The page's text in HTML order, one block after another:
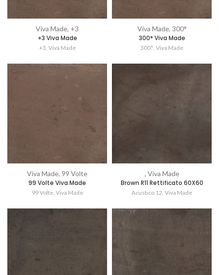
Viva Made, +3
+3 Viva Made
+3, Viva Made
Viva Made, 300°
300° Viva Made
300°, Viva Made
Viva Made, 99 Volte
99 Volte Viva Made
99 Volte, Viva Made
, Viva Made
Brown R11 Rettificato 60X60
Acustico 12, Viva Made